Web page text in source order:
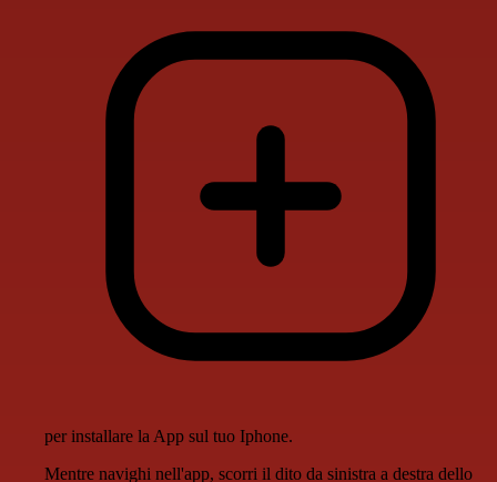
per installare la App sul tuo Iphone.
Mentre navighi nell'app, scorri il dito da sinistra a destra dello